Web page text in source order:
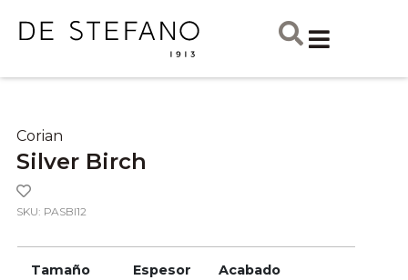
Corian
Silver Birch
SKU: PASBI12
Tamaño Espesor Acabado